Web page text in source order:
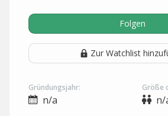
Folgen
Zur Watchlist
Gründungsjahr:
n/a
Größe
n/